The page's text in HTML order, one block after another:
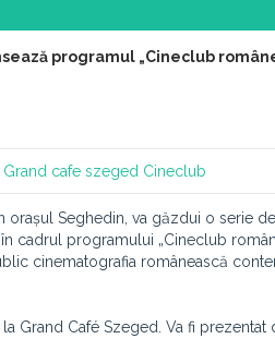
programul „Cineclub
Grand cafe szeged Cineclub
orașul Seghedin, va găzdui o serie
cadrul programului „Cineclub
cinematografia românească
Grand Café Szeged. Va fi prezentat